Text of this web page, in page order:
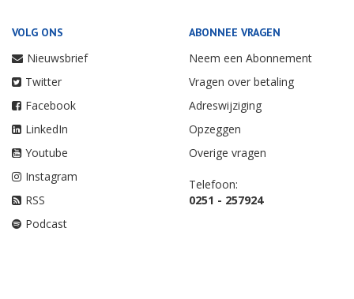
VOLG ONS
Nieuwsbrief
Twitter
Facebook
LinkedIn
Youtube
Instagram
RSS
Podcast
ABONNEE VRAGEN
Neem een Abonnement
Vragen over betaling
Adreswijziging
Opzeggen
Overige vragen
Telefoon:
0251 - 257924